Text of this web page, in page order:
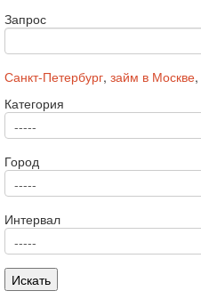
Запрос
Санкт-Петербург, займ в Москве,
Категория
Город
Интервал